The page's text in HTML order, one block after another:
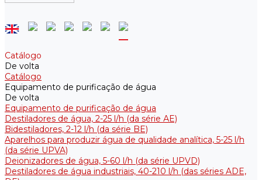
Catálogo
De volta
Catálogo
Equipamento de purificação de água
De volta
Equipamento de purificação de água
Destiladores de água, 2-25 l/h (da série АE)
Bidestiladores, 2-12 l/h (da série BE)
Aparelhos para produzir água de qualidade analítica, 5-25 l/h
(da série UPVA)
Deionizadores de água, 5-60 l/h (da série UPVD)
Destiladores de água industriais, 40-210 l/h (das séries ADE,